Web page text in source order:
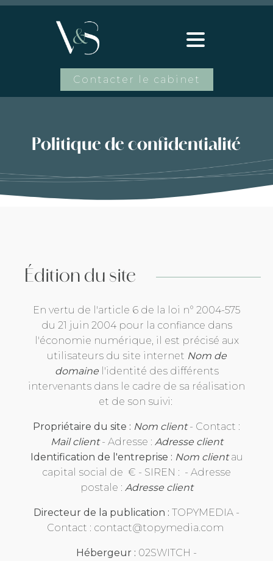
Contacter le cabinet
Politique de confidentialité
Édition du site
En vertu de l'article 6 de la loi n° 2004-575
du 21 juin 2004 pour la confiance dans
l'économie numérique, il est précisé aux
utilisateurs du site internet Nom de
domainel'identité des différents
intervenants dans le cadre de sa réalisation
et de son suivi:
Propriétaire du site : Nom client- Contact :
Mail client- Adresse : Adresse client
Identification de l'entreprise : Nom clientau
capital social de € - SIREN : - Adresse
postale : Adresse client
Directeur de la publication : TOPYMEDIA -
Contact : contact@topymedia.com
Hébergeur : 02SWITCH -